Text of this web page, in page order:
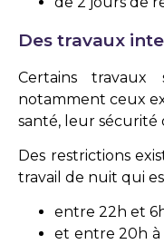
Des travaux
Certains
notamment ceux
santé, leur sécurité
Des restrictions
travail de nuit qui
entre 22h et
et entre 20h à